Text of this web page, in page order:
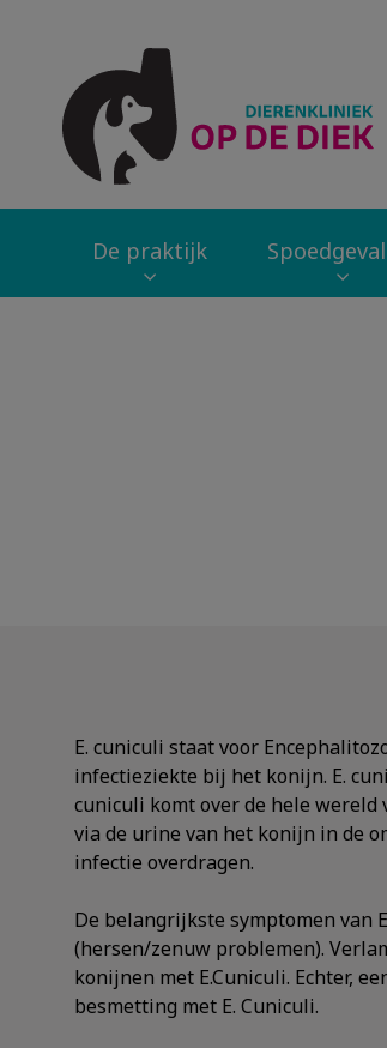
De praktijk
E. cuniculi staat voor
infectieziekte bij het konijn. E.
cuniculi komt over de hele wereld
via de urine van het konijn in de
infectie overdragen.
De belangrijkste symptomen van
(hersen/zenuw problemen).
konijnen met E.Cuniculi. Echter,
besmetting met E. Cuniculi.